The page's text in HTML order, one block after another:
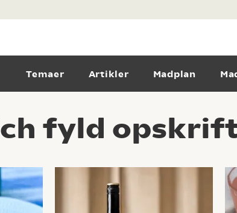
Temaer Artikler Madplan
fyld